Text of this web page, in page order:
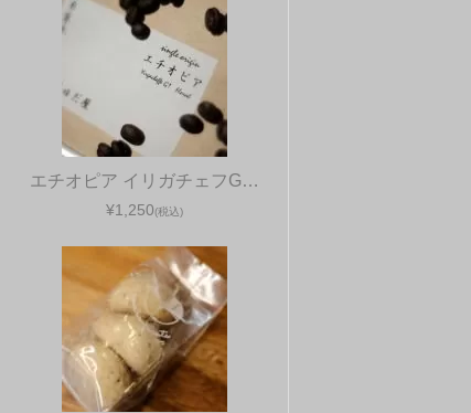
エチオピア イリガチェフG…
¥1,250(税込)